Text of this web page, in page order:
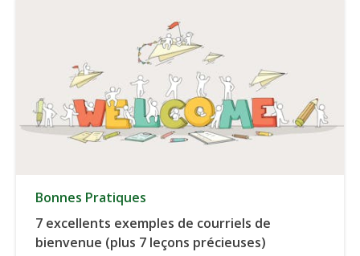
Bonnes Pratiques
7 excellents exemples de courriels de
bienvenue (plus 7 leçons précieuses)